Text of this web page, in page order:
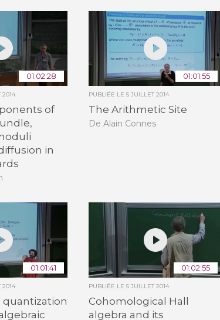
01:02:28
2014
of
in
01:01:55
PUBLIÉE LE5 JUILLET 2014
The Arithmetic Site
De Alain Connes
01:01:41
2014
01:02:55
PUBLIÉE LE5 JUILLET 2014
Cohomological Hall
algebra and its